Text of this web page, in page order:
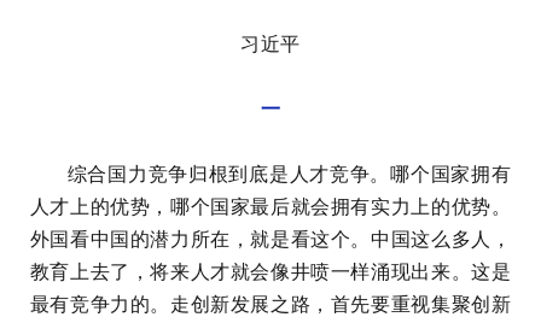
习近平
一
综合国力竞争归根到底是人才竞争。哪个国家拥有
人才上的优势，哪个国家最后就会拥有实力上的优势。
外国看中国的潜力所在，就是看这个。中国这么多人，
教育上去了，将来人才就会像井喷一样涌现出来。这是
最有竞争力的。走创新发展之路，首先要重视集聚创新